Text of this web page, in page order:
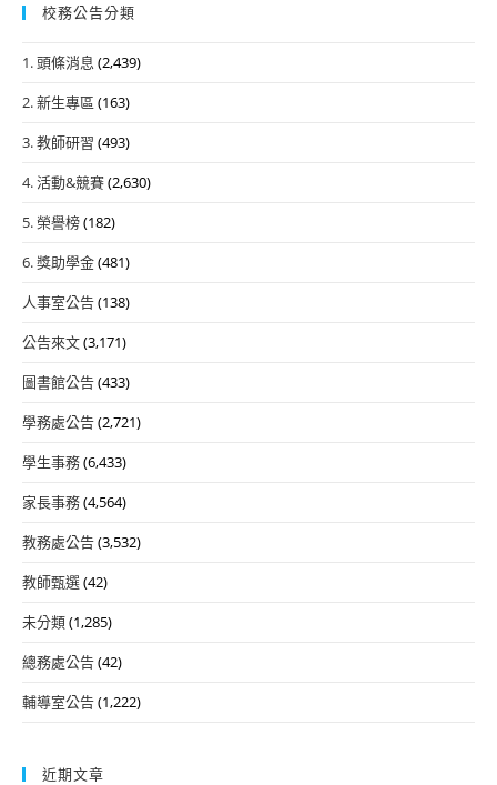
校務公告分類
1. 頭條消息 (2,439)
2. 新生專區 (163)
3. 教師研習 (493)
4. 活動&競賽(2,630)
5. 榮譽榜(182)
6. 獎助學金(481)
人事室公告(138)
公告來文(3,171)
圖書館公告(433)
學務處公告(2,721)
學生事務(6,433)
家長事務(4,564)
教務處公告(3,532)
教師甄選(42)
未分類(1,285)
總務處公告(42)
輔導室公告(1,222)
近期文章